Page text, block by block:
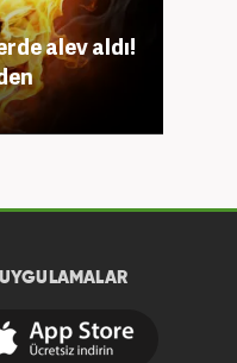
alev aldı!
UYGULAMALAR